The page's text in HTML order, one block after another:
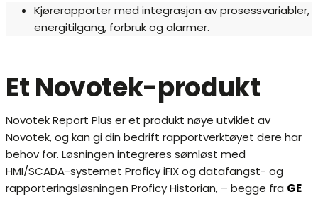
Kjørerapporter med integrasjon av prosessvariabler,
energitilgang, forbruk og alarmer.
Et Novotek-produkt
Novotek Report Plus er et produkt nøye utviklet av
Novotek, og kan gi din bedrift rapportverktøyet dere har
behov for. Løsningen integreres sømløst med
HMI/SCADA-systemet Proficy iFIX og datafangst- og
rapporteringsløsningen Proficy Historian, – begge fra GE